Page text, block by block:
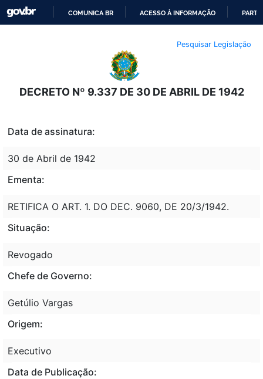
O
CONTEÚDO
COMUNICA BR ACESSO À INFORMAÇÃO
Pesquisar Legislação
DECRETO Nº 9.337 DE 30 DE ABRIL DE 1942
Data de assinatura:
30 de Abril de 1942
Ementa:
RETIFICA O ART. 1. DO DEC. 9060, DE 20/3/1942.
Situação:
Revogado
Chefe de Governo:
Getúlio Vargas
Origem:
Executivo
Data de Publicação: